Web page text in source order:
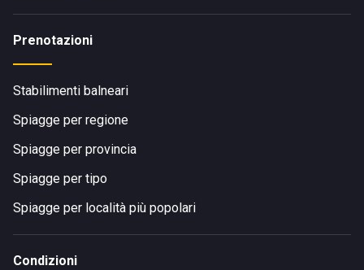
Prenotazioni
Stabilimenti balneari
Spiagge per regione
Spiagge per provincia
Spiagge per tipo
Spiagge per località più popolari
Condizioni